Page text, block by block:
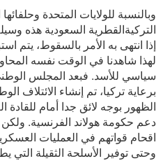
وبالنسبة للولايات المتحدة
التركيةالقطرية السعودية هذه
إذا انتهى به الأمر بالسقوط، يتم
لهذا شاهدنا في الوقت نفسه
سياسي للأسد. فبعد المجلس
برعاية تركيا، تم إنشاء الائتلاف
الظهور بوجه لائق جدا أمام للقادة
دعم حكومة هولاند الفرنسية. ولكن
اقحام قواتهم في العمليات
وحتى توفير الأسلحة الثقيلة التي